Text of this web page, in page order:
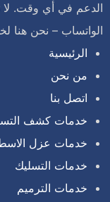
الدعم في أي وقت. لا
الواتساب – نحن هنا
الرئيسية
من نحن
اتصل بنا
خدمات كشف
خدمات عزل
خدمات التسليك
خدمات الترميم